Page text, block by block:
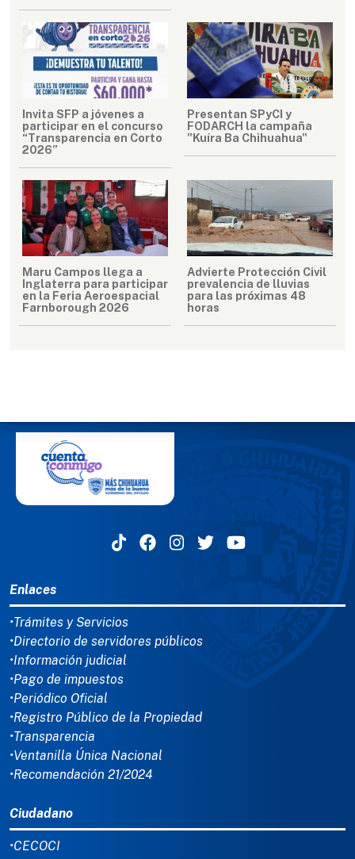
Invita SFP a jóvenes a
participar en el concurso
“Transparencia en Corto
2026”
Presentan SPyCI y
FODARCH la campaña
"Kuíra Ba Chihuahua"
Maru Campos llega a
Inglaterra para participar
en la Feria Aeroespacial
Farnborough 2026
Advierte Protección Civil
prevalencia de lluvias
para las próximas 48
horas
Enlaces
•Trámites y Servicios
•Directorio de servidores públicos
•Información judicial
•Pago de impuestos
•Periódico Oficial
•Registro Público de la Propiedad
•Transparencia
•Ventanilla Única Nacional
•Recomendación 21/2024
Ciudadano
•CECOCI